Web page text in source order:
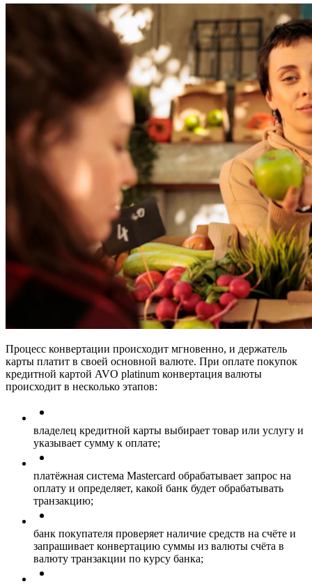
Процесс конвертации происходит мгновенно, и держатель
карты платит в своей основной валюте. При оплате покупок
кредитной картой AVO platinum конвертация валюты
происходит в несколько этапов:
владелец кредитной карты выбирает товар или услугу и
указывает сумму к оплате;
платёжная система Mastercard обрабатывает запрос на
оплату и определяет, какой банк будет обрабатывать
транзакцию;
банк покупателя проверяет наличие средств на счёте и
запрашивает конвертацию суммы из валюты счёта в
валюту транзакции по курсу банка;